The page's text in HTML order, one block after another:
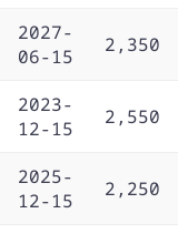
2027-
06-15
2,350
2023-
12-15
2,550
2025-
12-15
2,250